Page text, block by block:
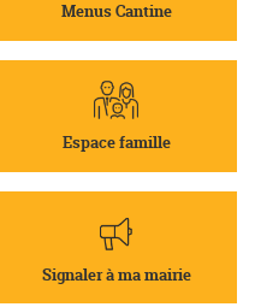
Menus Cantine
Espace famille
Signaler à ma mairie